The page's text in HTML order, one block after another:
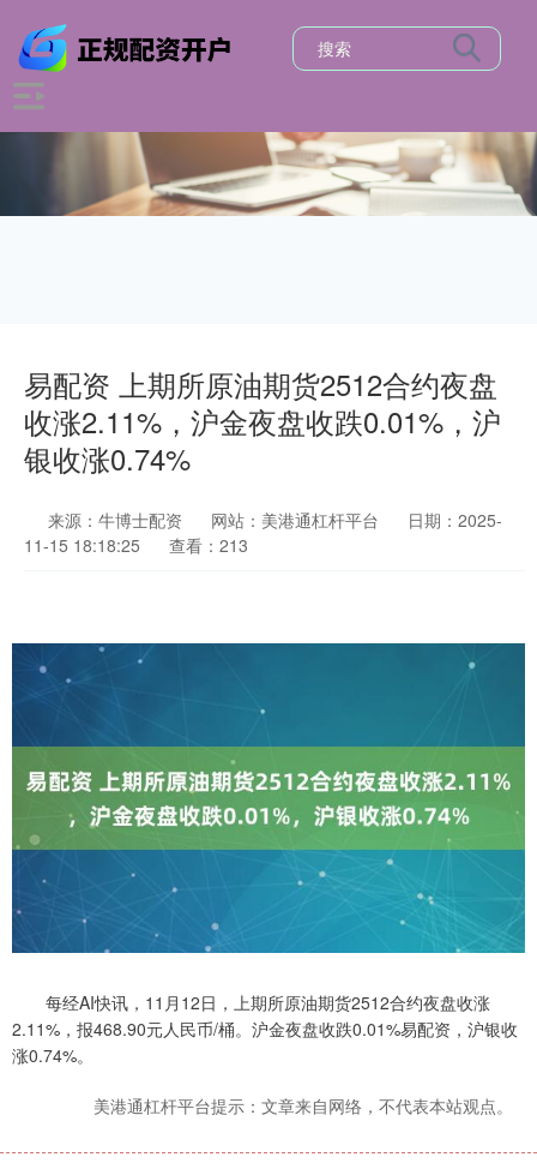
易配资 上期所原油期货2512合约夜盘
收涨2.11%，沪金夜盘收跌0.01%，沪
银收涨0.74%
来源：牛博士配资 网站：美港通杠杆平台
日期：2025-
11-15 18:18:25
查看：213
每经AI快讯，11月12日，上期所原油期货2512合约夜盘收涨
2.11%，报468.90元人民币/桶。沪金夜盘收跌0.01%易配资，沪银收
涨0.74%。
美港通杠杆平台提示：文章来自网络，不代表本站观点。